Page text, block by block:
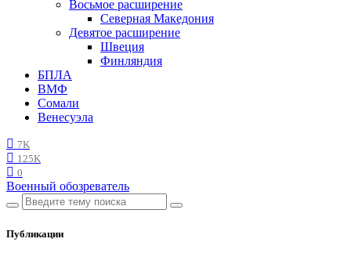
Восьмое расширение
Северная Македония
Девятое расширение
Швеция
Финляндия
БПЛА
ВМФ
Сомали
Венесуэла
7K
125K
0
Военный обозреватель
Публикации